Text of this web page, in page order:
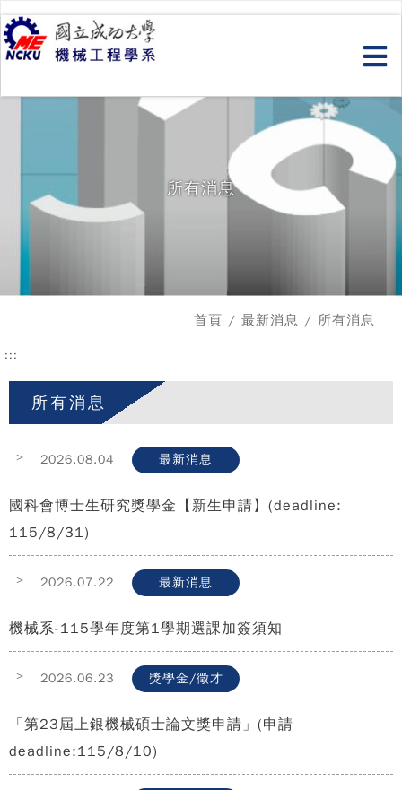
跳
到
主
要
容
所有消息
首頁 / 最新消息 / 所有消息
:::
所有消息
> 2026.08.04 最新消息
國科會博士生研究獎學金【新生申請】(deadline:
115/8/31)
> 2026.07.22 最新消息
機械系-115學年度第1學期選課加簽須知
> 2026.06.23 獎學金/徵才
「第23屆上銀機械碩士論文獎申請」(申請
deadline:115/8/10)